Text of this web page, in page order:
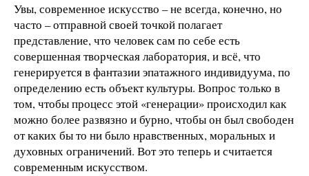
Увы, современное искусство – не всегда, конечно, но
часто – отправной своей точкой полагает
представление, что человек сам по себе есть
совершенная творческая лаборатория, и всё, что
генерируется в фантазии эпатажного индивидуума, по
определению есть объект культуры. Вопрос только в
том, чтобы процесс этой «генерации» происходил как
можно более развязно и бурно, чтобы он был свободен
от каких бы то ни было нравственных, моральных и
духовных ограничений. Вот это теперь и считается
современным искусством.